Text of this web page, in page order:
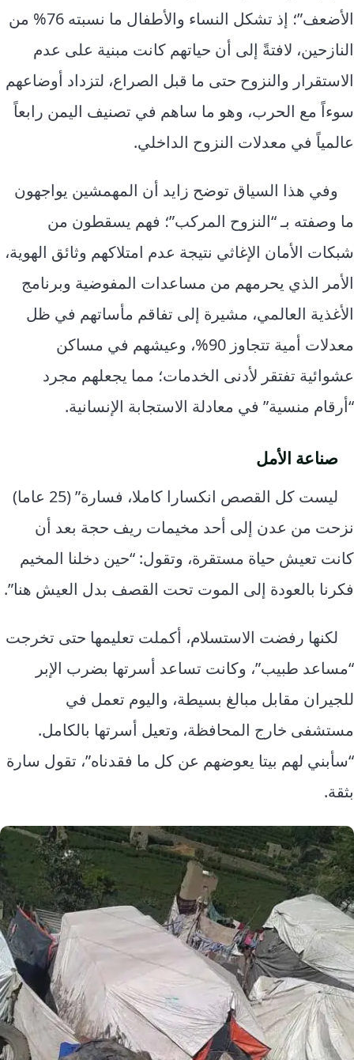
الأضعف”؛ إذ تشكل النساء والأطفال ما نسبته 76% من
النازحين، لافتةً إلى أن حياتهم كانت مبنية على عدم
الاستقرار والنزوح حتى ما قبل الصراع، لتزداد أوضاعهم
سوءاً مع الحرب، وهو ما ساهم في تصنيف اليمن رابعاً
عالمياً في معدلات النزوح الداخلي.
وفي هذا السياق توضح زايد أن المهمشين يواجهون
ما وصفته بـ “النزوح المركب”؛ فهم يسقطون من
شبكات الأمان الإغاثي نتيجة عدم امتلاكهم وثائق الهوية،
الأمر الذي يحرمهم من مساعدات المفوضية وبرنامج
الأغذية العالمي، مشيرة إلى تفاقم مأساتهم في ظل
معدلات أمية تتجاوز 90%، وعيشهم في مساكن
عشوائية تفتقر لأدنى الخدمات؛ مما يجعلهم مجرد
“أرقام منسية” في معادلة الاستجابة الإنسانية.
صناعة الأمل
ليست كل القصص انكسارا كاملا، فسارة” (25 عاما)
نزحت من عدن إلى أحد مخيمات ريف حجة بعد أن
كانت تعيش حياة مستقرة، وتقول: “حين دخلنا المخيم
فكرنا بالعودة إلى الموت تحت القصف بدل العيش هنا”.
لكنها رفضت الاستسلام، أكملت تعليمها حتى تخرجت
“مساعد طبيب”، وكانت تساعد أسرتها بضرب الإبر
للجيران مقابل مبالغ بسيطة، واليوم تعمل في
مستشفى خارج المحافظة، وتعيل أسرتها بالكامل.
“سأبني لهم بيتا يعوضهم عن كل ما فقدناه”، تقول سارة
بثقة.